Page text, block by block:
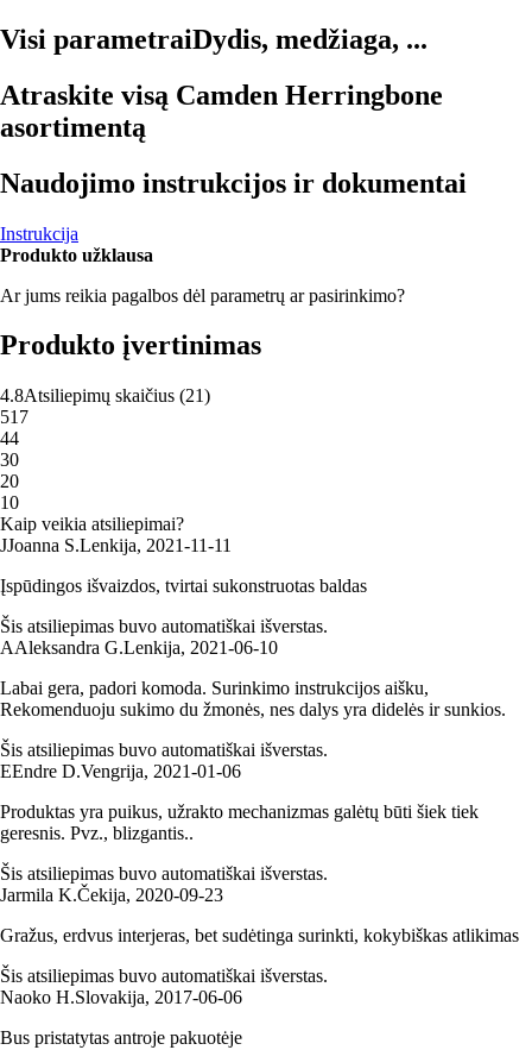
Visi parametraiDydis, medžiaga, ...
Atraskite visą Camden Herringbone
asortimentą
Naudojimo instrukcijos ir dokumentai
Instrukcija
Produkto užklausa
Ar jums reikia pagalbos dėl parametrų ar pasirinkimo?
Produkto įvertinimas
4.8Atsiliepimų skaičius (21)
517
44
30
20
10
Kaip veikia atsiliepimai?
JJoanna S.Lenkija, 2021‑11‑11
Įspūdingos išvaizdos, tvirtai sukonstruotas baldas
Šis atsiliepimas buvo automatiškai išverstas.
AAleksandra G.Lenkija, 2021‑06‑10
Labai gera, padori komoda. Surinkimo instrukcijos aišku,
Rekomenduoju sukimo du žmonės, nes dalys yra didelės ir sunkios.
Šis atsiliepimas buvo automatiškai išverstas.
EEndre D.Vengrija, 2021‑01‑06
Produktas yra puikus, užrakto mechanizmas galėtų būti šiek tiek
geresnis. Pvz., blizgantis..
Šis atsiliepimas buvo automatiškai išverstas.
Jarmila K.Čekija, 2020‑09‑23
Gražus, erdvus interjeras, bet sudėtinga surinkti, kokybiškas atlikimas
Šis atsiliepimas buvo automatiškai išverstas.
Naoko H.Slovakija, 2017‑06‑06
Bus pristatytas antroje pakuotėje